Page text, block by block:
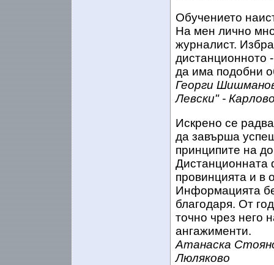
Обучението
На мен лично
журналист.
дистанционното
да има подобни
Георги
Левски" -
Искрено се
да завърша
принципите на
Дистанционната
провинцията и в
Информацията
благодаря. От
точно чрез него
ангажименти.
Атанаска
Люляково